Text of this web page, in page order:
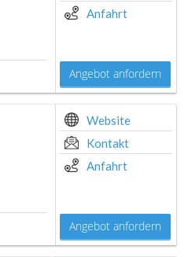
Anfahrt
Angebot anfordern
Website
Kontakt
Anfahrt
Angebot anfordern